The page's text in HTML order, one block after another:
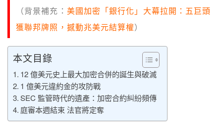
（背景補充： 美國加密「銀行化」大幕拉開：五巨頭
獲聯邦牌照，撼動兆美元結算權）
本文目錄
12 億美元史上最大加密合併的誕生與破滅
1 億美元違約金的攻防戰
SEC 監管時代的遺產：加密合約糾紛頻傳
庭審本週結束 法官將定奪